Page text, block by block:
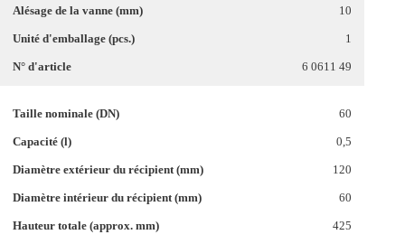
10
1
6 0611 49
60
0,5
120
60
425